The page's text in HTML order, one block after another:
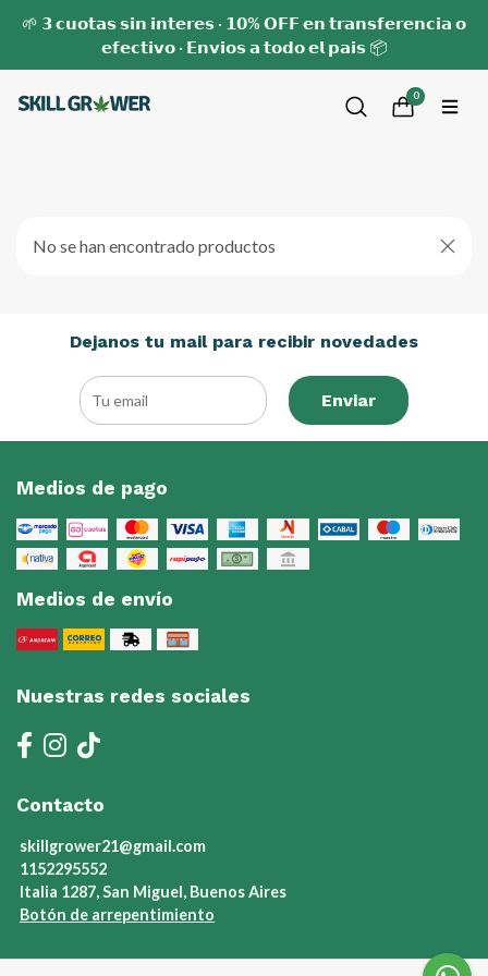
🌱 𝟯 𝗰𝘂𝗼𝘁𝗮𝘀 𝘀𝗶𝗻 𝗶𝗻𝘁𝗲𝗿𝗲𝘀 · 𝟭𝟬% 𝗢𝗙𝗙 𝗲𝗻 𝘁𝗿𝗮𝗻𝘀𝗳𝗲𝗿𝗲𝗻𝗰𝗶𝗮 𝗼
𝗲𝗳𝗲𝗰𝘁𝗶𝘃𝗼 · 𝗘𝗻𝘃𝗶𝗼𝘀 𝗮 𝘁𝗼𝗱𝗼 𝗲𝗹 𝗽𝗮𝗶𝘀 📦
0
No se han encontrado productos
Dejanos tu mail para recibir novedades
Enviar
Medios de pago
Medios de envío
Nuestras redes sociales
Contacto
skillgrower21@gmail.com
1152295552
Italia 1287, San Miguel, Buenos Aires
Botón de arrepentimiento